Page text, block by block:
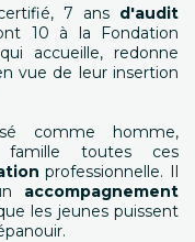
7 ans d'audit
10 à la Fondation
accueille, redonne
vue de leur insertion
comme homme,
toutes ces
professionnelle. Il
accompagnement
les jeunes puissent